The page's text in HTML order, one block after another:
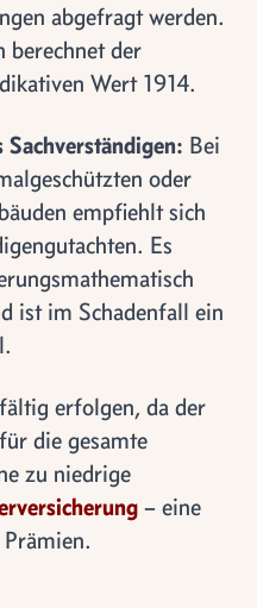
abgefragt werden.
berechnet der
Wert 1914.
Bei
oder
empfiehlt sich
Es
ist im Schadenfall ein
erfolgen, da der
die gesamte
zu niedrige
– eine